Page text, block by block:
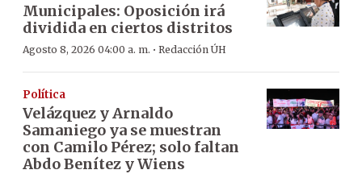
Municipales: Oposición irá
dividida en ciertos distritos
Agosto 8, 2026 04:00 a. m. · Redacción ÚH
Política
Velázquez y Arnaldo
Samaniego ya se muestran
con Camilo Pérez; solo faltan
Abdo Benítez y Wiens